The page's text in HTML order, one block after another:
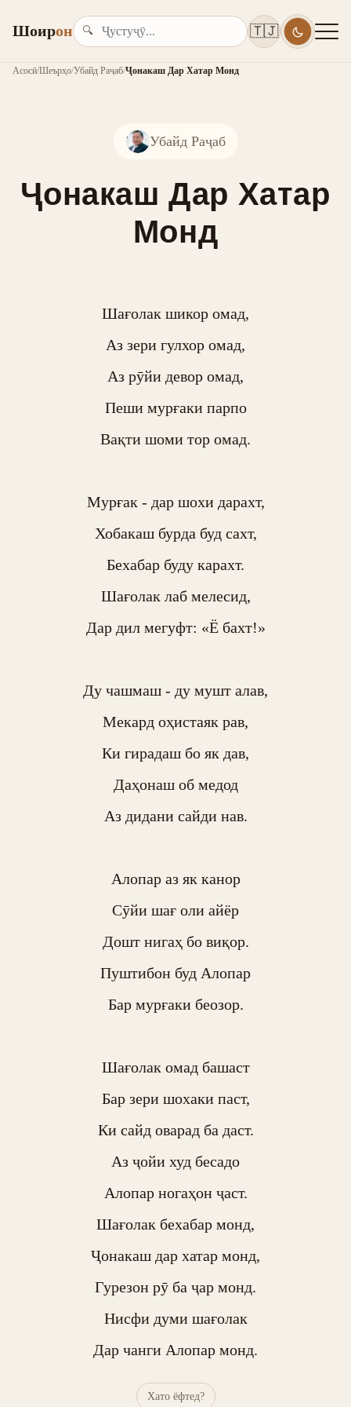
Шоирон 🔍 🇹🇯
Асосӣ/Шеърҳо/Убайд Раҷаб/Ҷонакаш Дар Хатар Монд
Убайд Раҷаб
Ҷонакаш Дар Хатар
Монд
Шағолак шикор омад,
Аз зери гулхор омад,
Аз рӯйи девор омад,
Пеши мурғаки парпо
Вақти шоми тор омад.
Мурғак - дар шохи дарахт,
Хобакаш бурда буд сахт,
Бехабар буду карахт.
Шағолак лаб мелесид,
Дар дил мегуфт: «Ё бахт!»
Ду чашмаш - ду мушт алав,
Мекард оҳистаяк рав,
Ки гирадаш бо як дав,
Даҳонаш об медод
Аз дидани сайди нав.
Алопар аз як канор
Сӯйи шағ оли айёр
Дошт нигаҳ бо виқор.
Пуштибон буд Алопар
Бар мурғаки беозор.
Шағолак омад башаст
Бар зери шохаки паст,
Ки сайд оварад ба даст.
Аз ҷойи худ бесадо
Алопар ногаҳон ҷаст.
Шағолак бехабар монд,
Ҷонакаш дар хатар монд,
Гурезон рӯ ба ҷар монд.
Нисфи думи шағолак
Дар чанги Алопар монд.
Хато ёфтед?